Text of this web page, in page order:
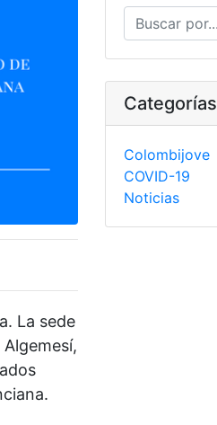
La sede
Categorías
Colombijove
COVID-19
Noticias